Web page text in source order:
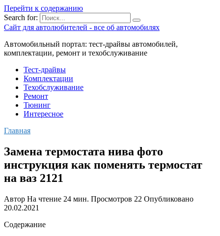
Перейти к содержанию
Search for:
Сайт для автолюбителей - все об автомобилях
Автомобильный портал: тест-драйвы автомобилей,
комплектации, ремонт и техобслуживание
Тест-драйвы
Комплектации
Техобслуживание
Ремонт
Тюнинг
Интересное
Главная
Замена термостата нива фото
инструкция как поменять термостат
на ваз 2121
Автор На чтение 24 мин. Просмотров 22 Опубликовано
20.02.2021
Содержание